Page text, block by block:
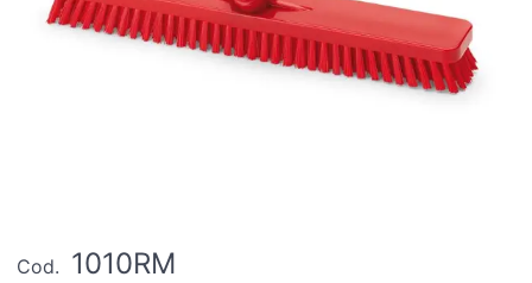
Cod. 1010RM